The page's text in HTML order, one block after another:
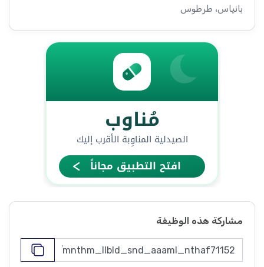
بانياس، طرطوس
مشاركة هذه الوظيفة